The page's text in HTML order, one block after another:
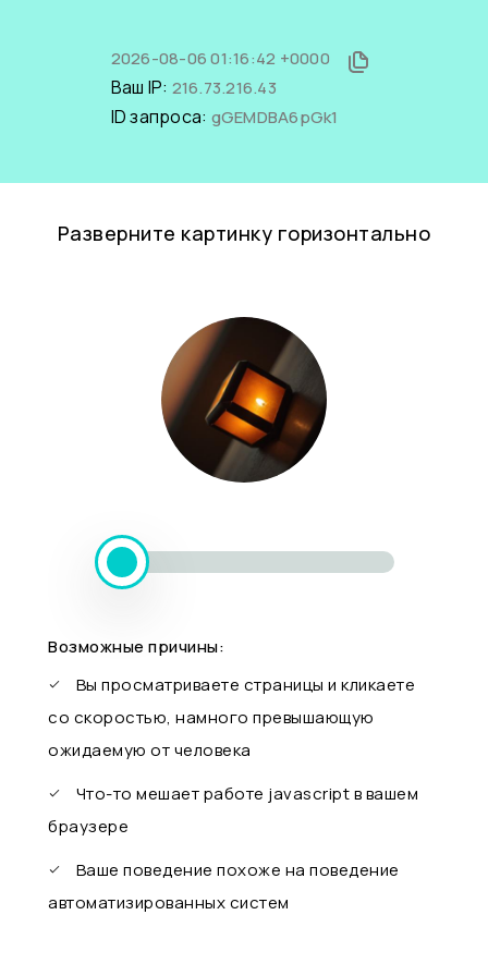
2026-08-06 01:16:42 +0000
Ваш IP: 216.73.216.43
ID запроса: gGEMDBA6pGk1
Разверните картинку горизонтально
Возможные причины:
Вы просматриваете страницы и кликаете
со скоростью, намного превышающую
ожидаемую от человека
Что-то мешает работе javascript в вашем
браузере
Ваше поведение похоже на поведение
автоматизированных систем